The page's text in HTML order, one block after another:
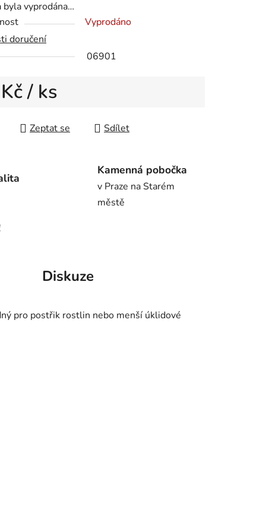
byla vyprodána…
Vyprodáno
doručení
06901
/ ks
Zeptat se
Sdílet
Kamenná pobočka
v Praze na Starém
městě
Diskuze
pro postřik rostlin nebo menší úklidové